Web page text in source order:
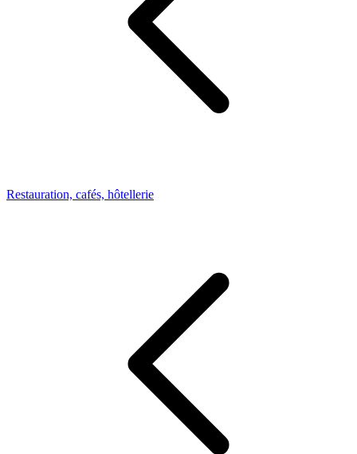
Restauration, cafés, hôtellerie